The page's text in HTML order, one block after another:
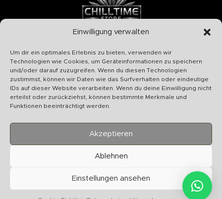
Einwilligung verwalten
Um dir ein optimales Erlebnis zu bieten, verwenden wir
Technologien wie Cookies, um Geräteinformationen zu speichern
und/oder darauf zuzugreifen. Wenn du diesen Technologien
zustimmst, können wir Daten wie das Surfverhalten oder eindeutige
IDs auf dieser Website verarbeiten. Wenn du deine Einwilligung nicht
erteilst oder zurückziehst, können bestimmte Merkmale und
Funktionen beeinträchtigt werden.
Akzeptieren
Ablehnen
Einstellungen ansehen
Chilltime Store
07331 4577974
Info@chilltime.de
Bahnhofstr. 19 73312 Geislingen
Vertrag widerrufen